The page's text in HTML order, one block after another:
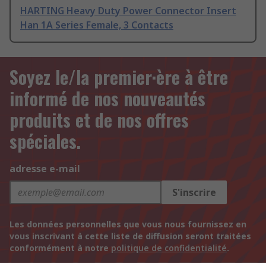
HARTING Heavy Duty Power Connector Insert
Han 1A Series Female, 3 Contacts
Soyez le/la premier·ère à être
informé de nos nouveautés
produits et de nos offres
spéciales.
adresse e-mail
S'inscrire
Les données personnelles que vous nous fournissez en
vous inscrivant à cette liste de diffusion seront traitées
conformément à notre politique de confidentialité.